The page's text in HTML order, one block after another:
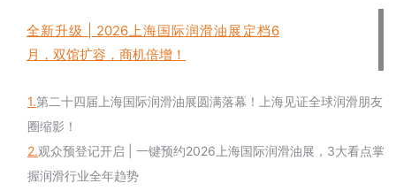
全新升级 | 2026上海国际润滑油展定档6
月，双馆扩容，商机倍增！
1.第二十四届上海国际润滑油展圆满落幕！上海见证全球润滑朋友
圈缩影！
2.观众预登记开启 | 一键预约2026上海国际润滑油展，3大看点掌
握润滑行业全年趋势